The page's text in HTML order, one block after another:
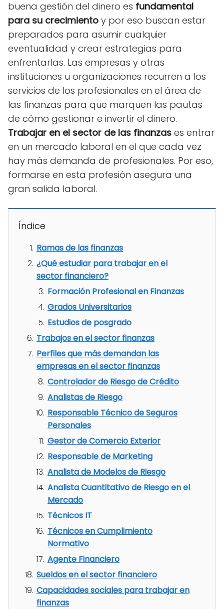
buena gestión del dinero es fundamental
para su crecimiento y por eso buscan estar
preparados para asumir cualquier
eventualidad y crear estrategias para
enfrentarlas. Las empresas y otras
instituciones u organizaciones recurren a los
servicios de los profesionales en el área de
las finanzas para que marquen las pautas
de cómo gestionar e invertir el dinero.
Trabajar en el sector de las finanzas es entrar
en un mercado laboral en el que cada vez
hay más demanda de profesionales. Por eso,
formarse en esta profesión asegura una
gran salida laboral.
Índice
Ramas de las finanzas
¿Qué estudiar para trabajar en el
sector financiero?
Formación Profesional en Finanzas
Grados Universitarios
Estudios de posgrado
Trabajos en el sector finanzas
Perfiles que más demandan las
empresas en el sector finanzas
Controlador de Riesgo de Crédito
Analistas de Riesgo
Responsable Técnico de Seguros
Personales
Gestor de Comercio Exterior
Responsable de Marketing
Analista de Modelos de Riesgo
Analista Cuantitativo de Riesgo en el
Mercado
Técnicos IT
Técnicos en Cumplimiento
Normativo
Agente Financiero
Sueldos en el sector financiero
Capacidades sociales para trabajar en
finanzas